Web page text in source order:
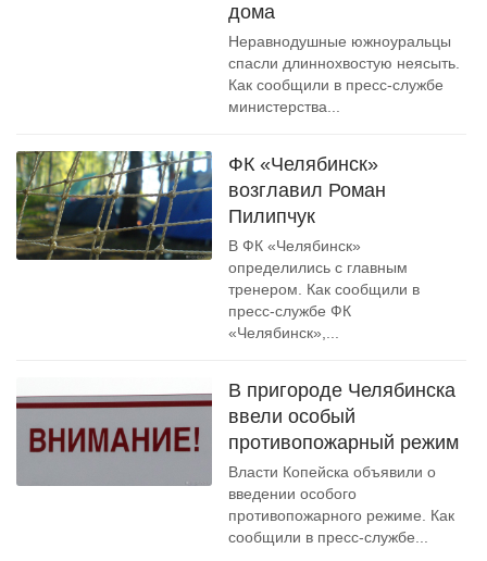
дома
Неравнодушные южноуральцы
спасли длиннохвостую неясыть.
Как сообщили в пресс-службе
министерства...
ФК «Челябинск»
возглавил Роман
Пилипчук
В ФК «Челябинск»
определились с главным
тренером. Как сообщили в
пресс-службе ФК
«Челябинск»,...
В пригороде Челябинска
ввели особый
противопожарный режим
Власти Копейска объявили о
введении особого
противопожарного режиме. Как
сообщили в пресс-службе...